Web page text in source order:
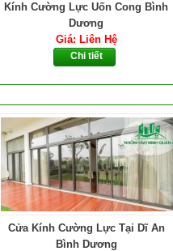
Kính Cường Lực Uốn Cong Bình
Dương
Giá: Liên Hệ
Chi tiết
Cửa Kính Cường Lực Tại Dĩ An
Bình Dương